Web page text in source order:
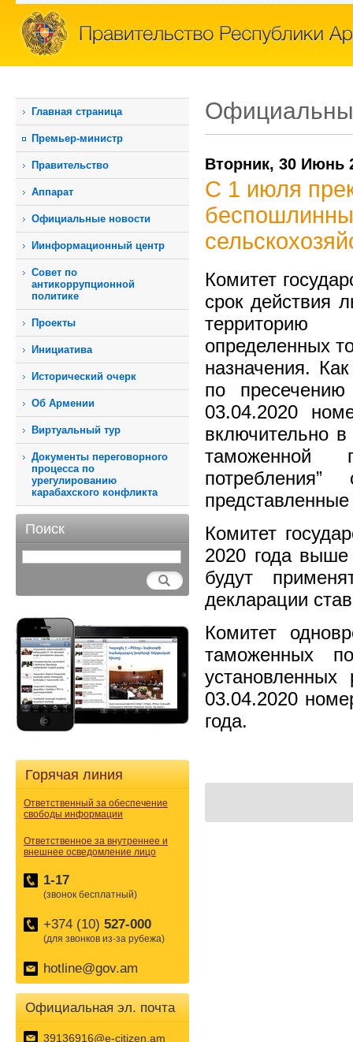
Главная страница
Премьер-министр
Правительство
Аппарат
Официальные новости
Иинформационный центр
Совет по
антикоррупционной
политике
Проекты
Инициатива
Исторический очерк
Об Армении
Виртуальный тур
Документы переговорного
процесса по
урегулированию
карабахского конфликта
Поиск
Горячая линия
Ответственный за обеспечение
свободы информации
Ответственное за внутреннее и
внешнее осведомление лицо
1-17
(звонок бесплатный)
+374 (10) 527-000
(для звонков из-за рубежа)
hotline@gov.am
Официальная эл. почта
39136916@e-citizen.am
Вторник, 30 Июнь
С 1 июля
Комитет
срок действия
территорию
определенных
назначения.
по
03.04.2020
включительно в
таможенной
Комитет
2020 года выше
будут
декларации
Комитет
таможенных
03.04.2020
года.